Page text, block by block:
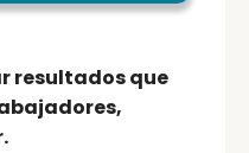
resultados que